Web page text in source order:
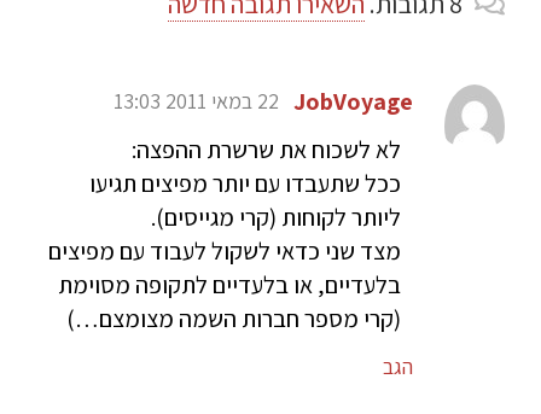
JobVoyage 22 במאי 2011 13:03
לא לשכוח את שרשרת ההפצה:
ככל שתעבדו עם יותר מפיצים תגיעו
ליותר לקוחות (קרי מגייסים).
מצד שני כדאי לשקול לעבוד עם מפיצים
בלעדיים, או בלעדיים לתקופה מסוימת
(קרי מספר חברות השמה מצומצם…)
הגב